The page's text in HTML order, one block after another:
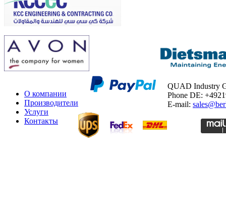
О компании
Производители
Услуги
Контакты
QUAD Industry
Phone DE:
E-mail: